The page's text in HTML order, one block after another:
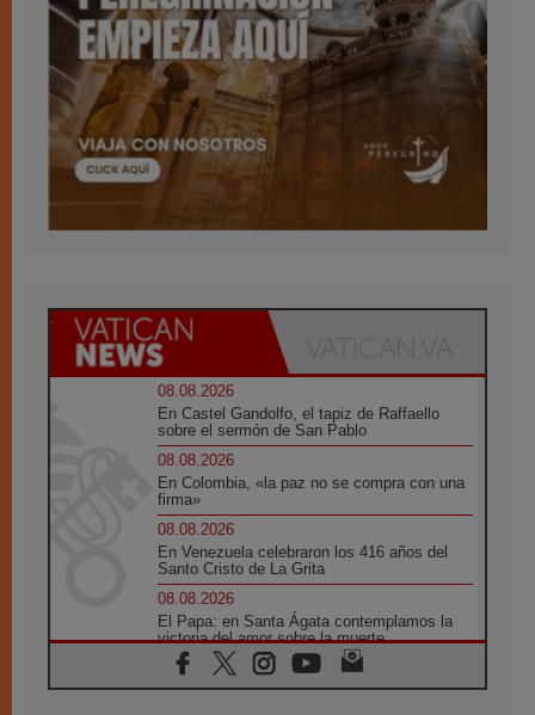
08.08.2026
En Castel Gandolfo, el tapiz de Raffaello
sobre el sermón de San Pablo
08.08.2026
En Colombia, «la paz no se compra con una
firma»
08.08.2026
En Venezuela celebraron los 416 años del
Santo Cristo de La Grita
08.08.2026
El Papa: en Santa Ágata contemplamos la
victoria del amor sobre la muerte
08.08.2026
León XIV visitará el Santuario de la Madre